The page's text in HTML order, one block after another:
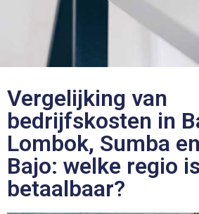
Vergelijking van
bedrijfskosten in
Lombok, Sumba
Bajo: welke regio
betaalbaar?